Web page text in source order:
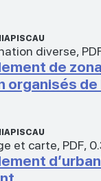
diverse,
de
de
et carte, PDF,